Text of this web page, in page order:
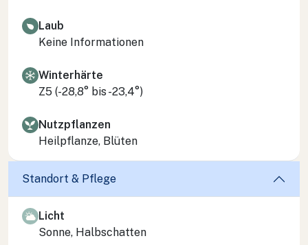
Laub
Keine Informationen
Winterhärte
Z5 (-28,8° bis -23,4°)
Nutzpflanzen
Heilpflanze, Blüten
Standort & Pflege
Licht
Sonne, Halbschatten